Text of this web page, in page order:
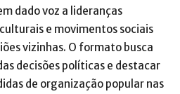
dado voz a lideranças
e movimentos sociais
vizinhas. O formato busca
decisões políticas e destacar
de organização popular nas